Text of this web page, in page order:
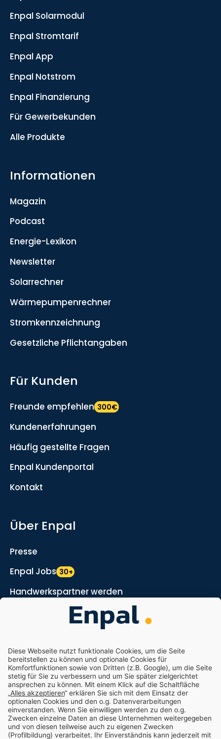
Enpal Solarmodul
Enpal Stromtarif
Enpal App
Enpal Notstrom
Enpal Finanzierung
Für Gewerbekunden
Alle Produkte
Informationen
Magazin
Podcast
Energie-Lexikon
Newsletter
Solarrechner
Wärmepumpenrechner
Stromkennzeichnung
Gesetzliche Pflichtangaben
Für Kunden
Freunde empfehlen 300€
Kundenerfahrungen
Häufig gestellte Fragen
Enpal Kundenportal
Kontakt
Über Enpal
Presse
Enpal Jobs 30+
Handwerkspartner werden
Marketing- und Vertriebspartner werden
Enpal.pro
Enpal Corporate
Impressum